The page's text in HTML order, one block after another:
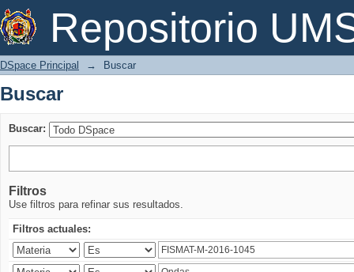
Repositorio
Buscar
DSpace Principal → Buscar
Buscar
Buscar:
Filtros
Use filtros para refinar sus resultados.
Filtros actuales: